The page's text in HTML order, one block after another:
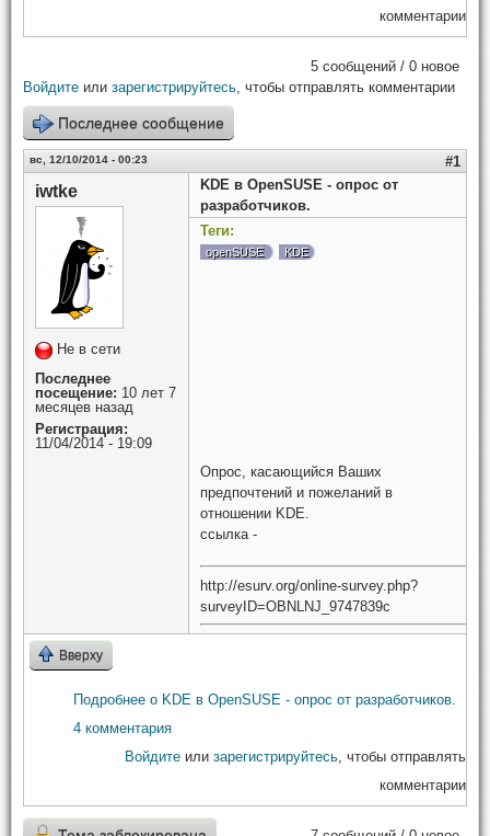
комментарии
5 сообщений / 0 новое
Войдите или зарегистрируйтесь , чтобы отправлять комментарии
Последнее сообщение
вс, 12/10/2014 - 00:23 #1
iwtke
Не в сети
Последнее
посещение: 10 лет 7
месяцев назад
Регистрация:
11/04/2014 - 19:09
KDE в OpenSUSE - опрос от
разработчиков.
Теги:
openSUSE KDE
Опрос, касающийся Ваших
предпочтений и пожеланий в
отношении KDE.
ссылка -
http://esurv.org/online-survey.php?
surveyID=OBNLNJ_9747839c
Вверху
Подробнее о KDE в OpenSUSE - опрос от разработчиков.
4 комментария
Войдите или зарегистрируйтесь , чтобы отправлять
комментарии